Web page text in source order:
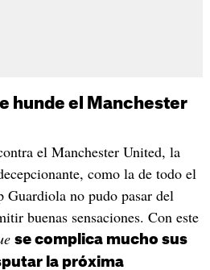
hunde el Manchester
el Manchester United, la
como la de todo el
Guardiola no pudo pasar del
buenas sensaciones. Con este
se complica mucho sus
la próxima